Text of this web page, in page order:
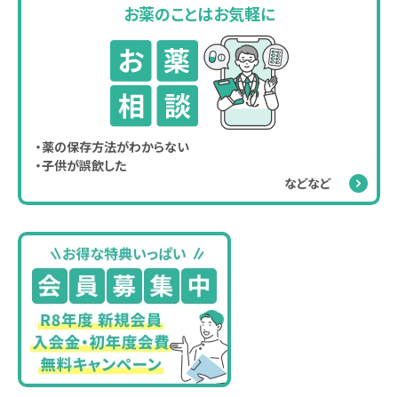
お薬のことはお気軽に
・薬の保存方法がわからない
・子供が誤飲した
などなど